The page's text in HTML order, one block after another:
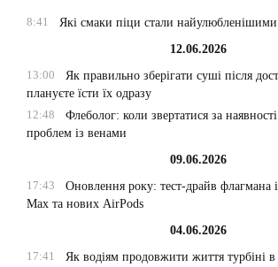
8:41
Які смаки піци стали найулюбленішими
12.06.2026
13:00
Як правильно зберігати суші після
плануєте їсти їх одразу
12:48
Флеболог: коли звертатися за
проблем із венами
09.06.2026
17:43
Оновлення року: тест-драйв флагмана
Max та нових AirPods
04.06.2026
17:41
Як водіям продовжити життя турбіні